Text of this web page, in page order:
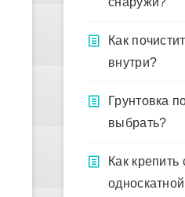
Как
внутри?
Грунтовка
выбрать?
Как крепить